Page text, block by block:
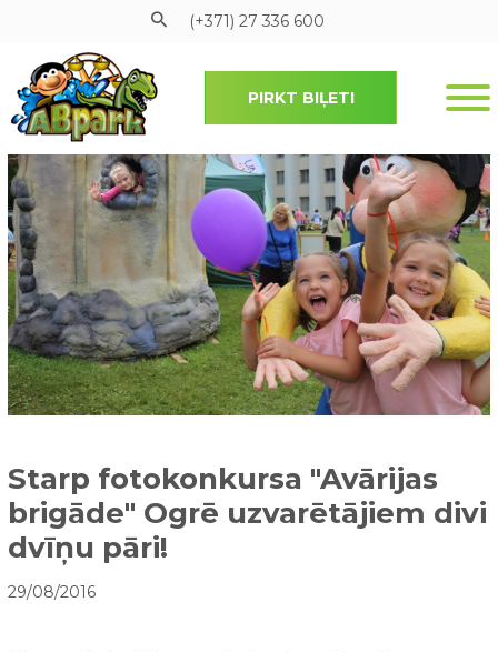
Pāriet uz galveno saturu
(+371) 27 336 600
PIRKT BIĻETI
Starp fotokonkursa "Avārijas
brigāde" Ogrē uzvarētājiem divi
dvīņu pāri!
29/08/2016